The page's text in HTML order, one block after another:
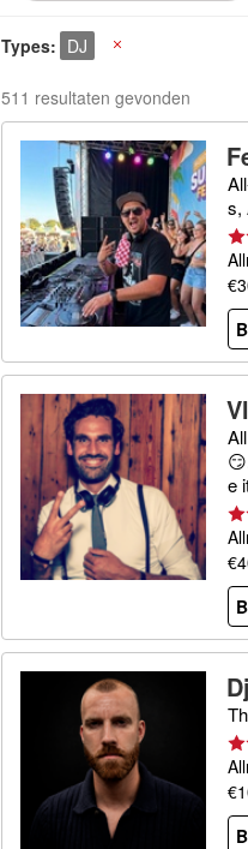
Types DJ
511 resultaten gevonden
s,
e